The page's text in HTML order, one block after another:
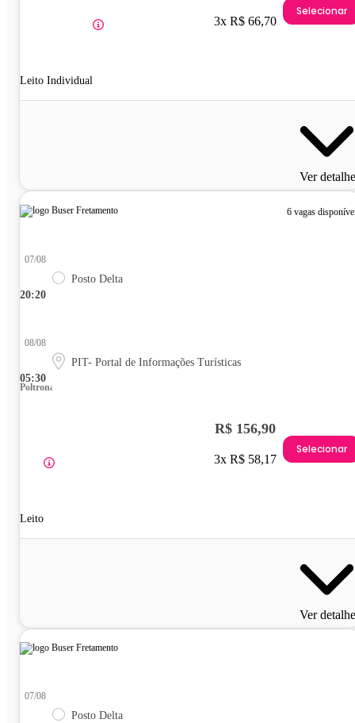
Leito Individual
3x R$ 66,70
Selecionar
Ver
6 vagas
20:20
07/08
Posto Delta
05:30
08/08
PIT- Portal de Informações Turísticas
Poltrona
Leito
R$ 156,90
3x R$ 58,17
Selecionar
Ver
07/08
Posto Delta